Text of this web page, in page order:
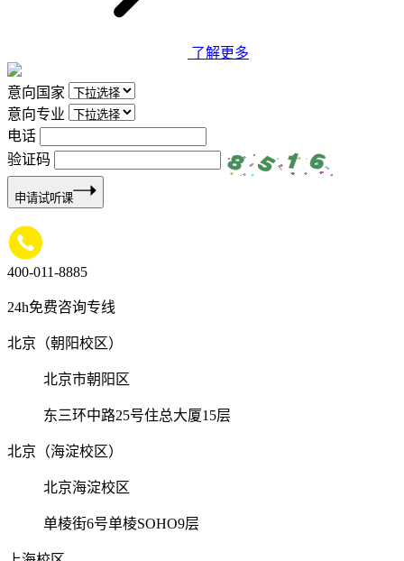
了解更多
意向国家
意向专业
电话
验证码
申请试听课
400-011-8885
24h免费咨询专线
北京（朝阳校区）
北京市朝阳区
东三环中路25号住总大厦15层
北京（海淀校区）
北京海淀校区
单棱街6号单棱SOHO9层